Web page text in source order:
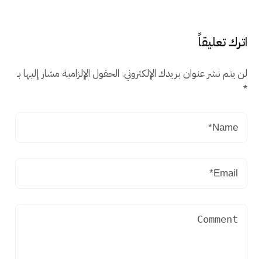
اترك تعليقاً
لن يتم نشر عنوان بريدك الإلكتروني. الحقول الإلزامية مشار إليها بـ
*